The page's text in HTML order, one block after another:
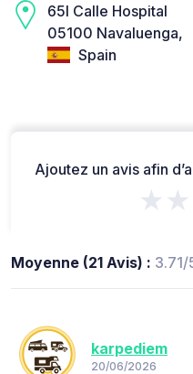
65I Calle Hospital
05100 Navaluenga,
Spain
Ajoutez un avis afin
Moyenne (21 Avis) : 3.71/
karpediem
20/06/2026